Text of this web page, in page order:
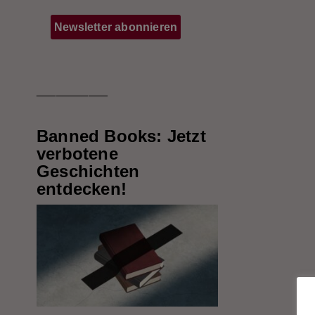
Banned Books: Jetzt
verbotene
Geschichten
entdecken!